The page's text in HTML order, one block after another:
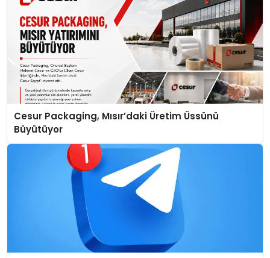
Cesur Packaging, Mısır’daki Üretim Üssünü
Büyütüyor